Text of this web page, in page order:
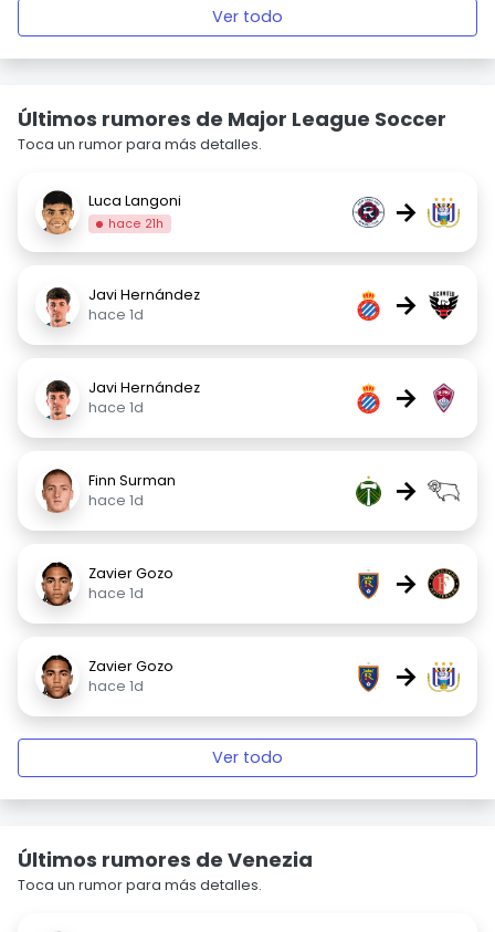
Ver todo
Últimos rumores de Major League Soccer
Toca un rumor para más detalles.
Luca Langoni
hace 21h →
Javi Hernández
hace 1d
→
Javi Hernández
hace 1d
→
Finn Surman
hace 1d
→
Zavier Gozo
hace 1d
→
Zavier Gozo
hace 1d
→
Ver todo
Últimos rumores de Venezia
Toca un rumor para más detalles.